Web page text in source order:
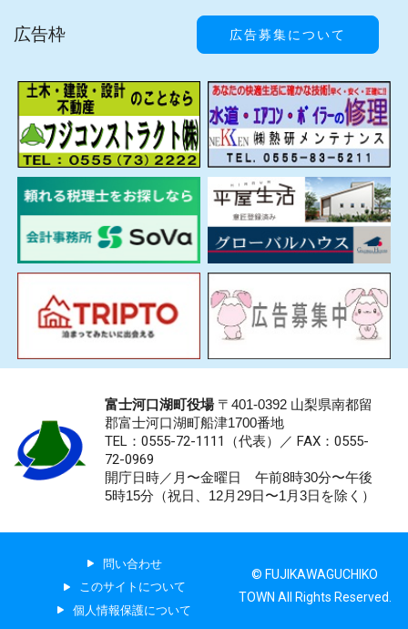
広告枠 広告募集について
富士河口湖町役場〒401-0392 山梨県南都留
郡富士河口湖町船津1700番地
TEL：0555-72-1111 （代表）／ FAX：0555-
72-0969
開庁日時／月〜金曜日 午前8時30分〜午後
5時15分（祝日、12月29日〜1月3日を除く）
問い合わせ
このサイトについて
個人情報保護について
© FUJIKAWAGUCHIKO
TOWN All Rights Reserved.